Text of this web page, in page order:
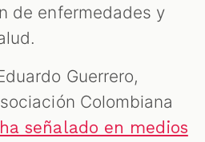
de enfermedades y
Guerrero,
Colombiana
ha señalado en medios